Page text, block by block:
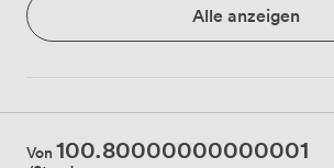
Alle anzeigen
Von 100.80000000000001